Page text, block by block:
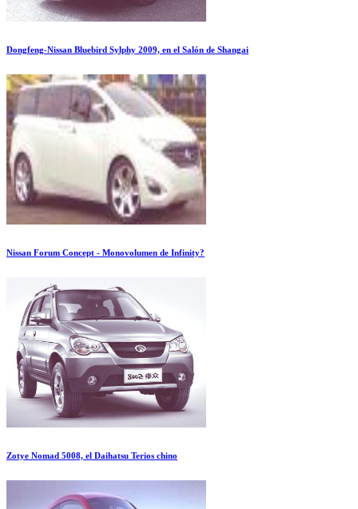
Dongfeng-Nissan Bluebird Sylphy 2009, en el Salón de Shangai
Nissan Forum Concept - Monovolumen de Infinity?
Zotye Nomad 5008, el Daihatsu Terios chino